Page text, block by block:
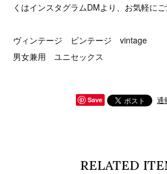
くはインスタグラムDMより、お気軽にご
ヴィンテージ ビンテージ vintage
男女兼用 ユニセックス
Save 通
RELATED